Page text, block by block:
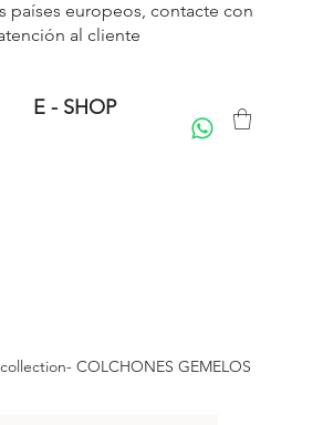
países europeos, contacte con
al cliente
E - SHOP
COLCHONES GEMELOS